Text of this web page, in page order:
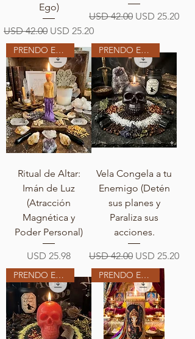
Ego)
Precio
USD 42.00 Precio de oferta
USD 25.20
Precio
USD 42.00 Precio de
USD 25.20
PRENDO EN MI ALTAR
Ritual de Altar:
Imán de Luz
(Atracción
Magnética y
Poder Personal)
Precio
USD 25.98
PRENDO EN MI ALTAR
Vela Congela a tu
Enemigo (Detén
sus planes y
Paraliza sus
acciones.
Precio
USD 42.00 Precio de
USD 25.20
PRENDO EN MI ALTAR PRENDO EN MI ALTAR